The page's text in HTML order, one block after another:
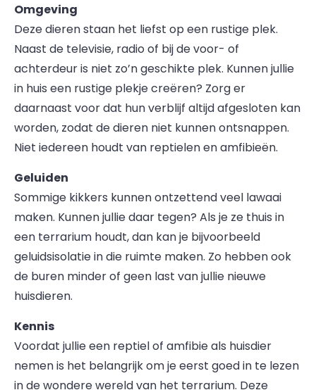
Omgeving
Deze dieren staan het liefst op een rustige plek.
Naast de televisie, radio of bij de voor- of
achterdeur is niet zo’n geschikte plek. Kunnen jullie
in huis een rustige plekje creëren? Zorg er
daarnaast voor dat hun verblijf altijd afgesloten kan
worden, zodat de dieren niet kunnen ontsnappen.
Niet iedereen houdt van reptielen en amfibieën.
Geluiden
Sommige kikkers kunnen ontzettend veel lawaai
maken. Kunnen jullie daar tegen? Als je ze thuis in
een terrarium houdt, dan kan je bijvoorbeeld
geluidsisolatie in die ruimte maken. Zo hebben ook
de buren minder of geen last van jullie nieuwe
huisdieren.
Kennis
Voordat jullie een reptiel of amfibie als huisdier
nemen is het belangrijk om je eerst goed in te lezen
in de wondere wereld van het terrarium. Deze